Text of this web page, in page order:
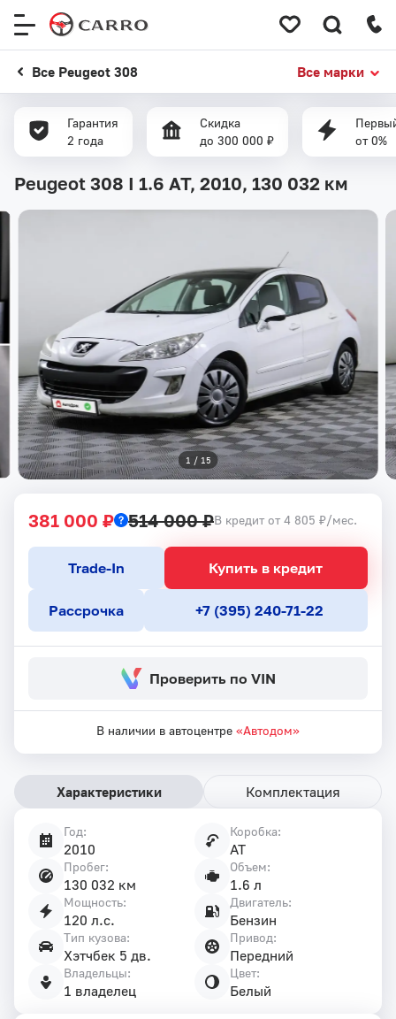
Все Peugeot 308 Все марки
Гарантия
2 года
Скидка
до 300 000 ₽
от 0%
Peugeot 308 I 1.6 AT, 2010, 130 032 км
1 / 15
381 000 ₽ 514 000 ₽В кредит от 4 805 ₽/мес.
Купить в кредит
Trade-In
Рассрочка +7 (395) 240-71-22
Проверить по VIN
В наличии в автоцентре «Автодом»
Характеристики Комплектация
Год:
2010
Коробка:
AT
Пробег:
130 032 км
Объем:
1.6 л
Мощность:
120 л.с.
Двигатель:
Бензин
Тип кузова:
Хэтчбек 5 дв.
Привод:
Передний
Владельцы:
1 владелец
Цвет:
Белый